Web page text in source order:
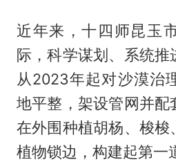
近年来，十四师昆玉
际，科学谋划、系统推
从2023年起对沙漠治
地平整，架设管网并配
在外围种植胡杨、梭梭
植物锁边，构建起第一